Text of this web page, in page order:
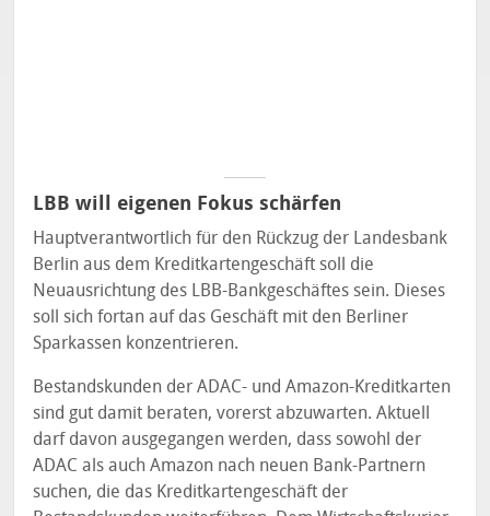
LBB will eigenen Fokus schärfen
Hauptverantwortlich für den Rückzug der Landesbank
Berlin aus dem Kreditkartengeschäft soll die
Neuausrichtung des LBB-Bankgeschäftes sein. Dieses
soll sich fortan auf das Geschäft mit den Berliner
Sparkassen konzentrieren.
Bestandskunden der ADAC- und Amazon-Kreditkarten
sind gut damit beraten, vorerst abzuwarten. Aktuell
darf davon ausgegangen werden, dass sowohl der
ADAC als auch Amazon nach neuen Bank-Partnern
suchen, die das Kreditkartengeschäft der